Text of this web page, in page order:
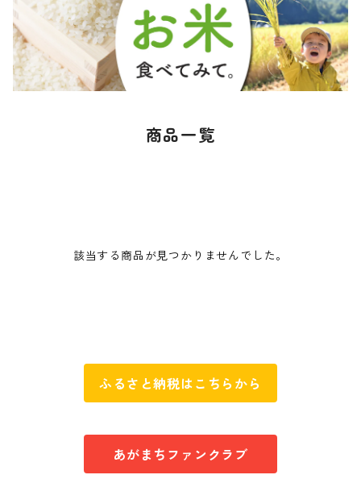
商品一覧
該当する商品が見つかりませんでした。
ふるさと納税はこちらから
あがまちファンクラブ